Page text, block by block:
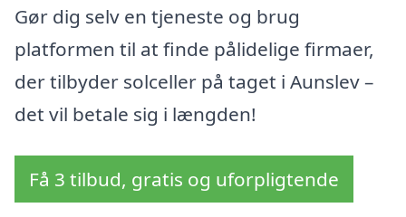
Gør dig selv en tjeneste og brug
platformen til at finde pålidelige firmaer,
der tilbyder solceller på taget i Aunslev –
det vil betale sig i længden!
Få 3 tilbud, gratis og uforpligtende